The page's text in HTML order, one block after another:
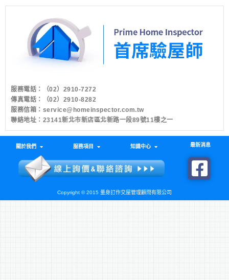
服務電話：
（02）2910-7272
傳真電話：（02）2910-8282
服務信箱： service@homeinspector.com.tw
聯絡地址：23141新北市新店區北新路一段89號11樓之一
關於我們 服務項目 知識中心 最新消息
Copyright © 2015 量身訂作交屋管理顧問有限公司